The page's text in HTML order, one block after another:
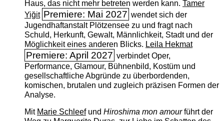
Haus, das nicht mehr betreten werden kann. Tamer
Yiğit Premiere: Mai 2027 wendet sich der
Jugendhaftanstalt Plötzensee zu und fragt nach
Schuld, Herkunft, Gewalt, Männlichkeit, Stadt und der
Möglichkeit eines anderen Blicks. Leila Hekmat
Premiere: April 2027 verbindet Oper,
Performance, Glamour, Bühnenbild, Kostüm und
gesellschaftliche Abgründe zu überbordenden,
komischen, brutalen und zugleich präzisen Formen der
Analyse.
Mit Marie Schleefund Hiroshima mon amourführt der